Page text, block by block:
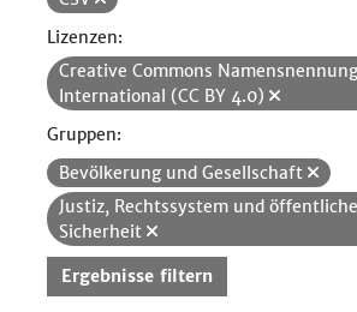
Lizenzen:
Creative Commons
International (CC BY 4.0)
Gruppen:
Bevölkerung und Gesellschaft
Justiz, Rechtssystem und öffentliche
Sicherheit
Ergebnisse filtern